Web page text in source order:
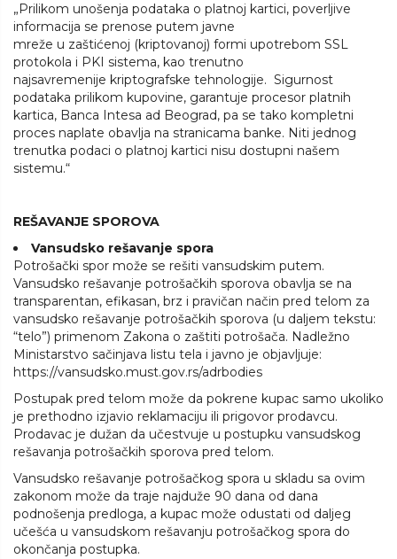
„Prilikom unošenja podataka o platnoj kartici, poverljive
informacija se prenose putem javne
mreže u zaštićenoj (kriptovanoj) formi upotrebom SSL
protokola i PKI sistema, kao trenutno
najsavremenije kriptografske tehnologije. Sigurnost
podataka prilikom kupovine, garantuje procesor platnih
kartica, Banca Intesa ad Beograd, pa se tako kompletni
proces naplate obavlja na stranicama banke. Niti jednog
trenutka podaci o platnoj kartici nisu dostupni našem
sistemu.“
REŠAVANJE SPOROVA
Vansudsko rešavanje spora
Potrošački spor može se rešiti vansudskim putem.
Vansudsko rešavanje potrošačkih sporova obavlja se na
transparentan, efikasan, brz i pravičan način pred telom za
vansudsko rešavanje potrošačkih sporova (u daljem tekstu:
“telo”) primenom Zakona o zaštiti potrošača. Nadležno
Ministarstvo sačinjava listu tela i javno je objavljuje:
https://vansudsko.must.gov.rs/adrbodies
Postupak pred telom može da pokrene kupac samo ukoliko
je prethodno izjavio reklamaciju ili prigovor prodavcu.
Prodavac je dužan da učestvuje u postupku vansudskog
rešavanja potrošačkih sporova pred telom.
Vansudsko rešavanje potrošačkog spora u skladu sa ovim
zakonom može da traje najduže 90 dana od dana
podnošenja predloga, a kupac može odustati od daljeg
učešća u vansudskom rešavanju potrošačkog spora do
okončanja postupka.